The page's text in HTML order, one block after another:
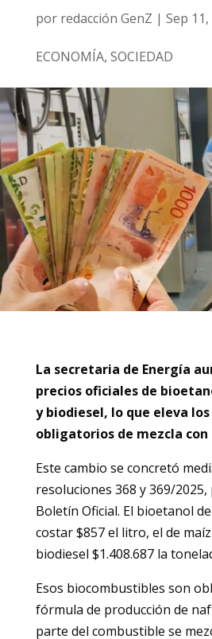
por redacción GenZ | Sep
ECONOMÍA, SOCIEDAD
La secretaria de Energía
precios oficiales de
y biodiesel, lo que eleva
obligatorios de mezcla
Este cambio se concretó
resoluciones 368 y 369/
Boletín Oficial. El bioetanol
costar $857 el litro, el de
biodiesel $1.408.687 la
Esos biocombustibles son
fórmula de producción de
parte del combustible se